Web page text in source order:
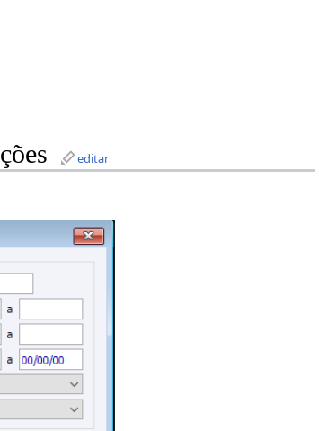
editar